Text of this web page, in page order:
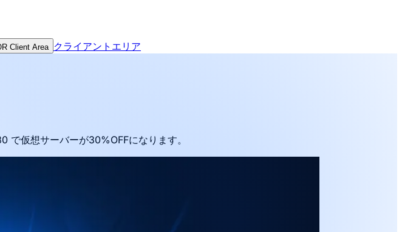
Client Area
クライアントエリア
で仮想サーバーが30%OFFになります。